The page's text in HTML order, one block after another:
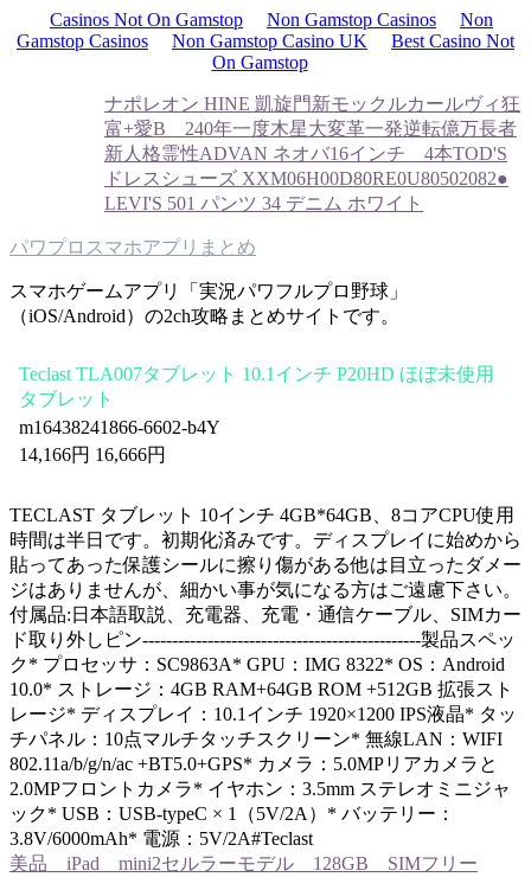
Casinos Not On Gamstop Non Gamstop Casinos
Non
Gamstop Casinos
Non Gamstop Casino UK
Best Casino Not
On Gamstop
ナポレオン HINE 凱旋門新モックルカールヴィ狂
富+愛B 240年一度木星大変革一発逆転億万長者
新人格霊性ADVAN ネオバ16インチ 4本TOD'S
ドレスシューズ XXM06H00D80RE0U80502082●
LEVI'S 501 パンツ 34 デニム ホワイト
パワプロスマホアプリまとめ
スマホゲームアプリ「実況パワフルプロ野球」
（iOS/Android）の2ch攻略まとめサイトです。
Teclast TLA007タブレット 10.1インチ P20HD ほぼ未使用
タブレット
m16438241866-6602-b4Y
14,166円 16,666円
TECLAST タブレット 10インチ 4GB*64GB、8コアCPU使用
時間は半日です。初期化済みです。ディスプレイに始めから
貼ってあった保護シールに擦り傷がある他は目立ったダメー
ジはありませんが、細かい事が気になる方はご遠慮下さい。
付属品:日本語取説、充電器、充電・通信ケーブル、SIMカー
ド取り外しピン-----------------------------------------------製品スペッ
ク* プロセッサ：SC9863A* GPU：IMG 8322* OS：Android
10.0* ストレージ：4GB RAM+64GB ROM +512GB 拡張スト
レージ* ディスプレイ：10.1インチ 1920×1200 IPS液晶* タッ
チパネル：10点マルチタッチスクリーン* 無線LAN：WIFI
802.11a/b/g/n/ac +BT5.0+GPS* カメラ：5.0MPリアカメラと
2.0MPフロントカメラ* イヤホン：3.5mm ステレオミニジャ
ック* USB：USB-typeC × 1（5V/2A）* バッテリー：
3.8V/6000mAh* 電源：5V/2A#Teclast
美品 iPad mini2セルラーモデル 128GB SIMフリー